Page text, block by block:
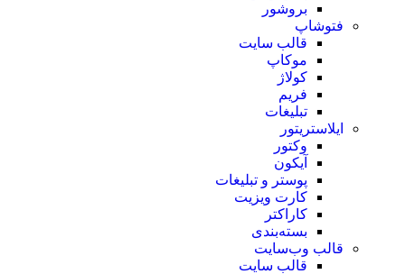
بروشور
فتوشاپ
قالب سایت
موکاپ
کولاژ
فریم
تبلیغات
ایلاستریتور
وکتور
آیکون
پوستر و تبلیغات
کارت ویزیت
کاراکتر
بسته‌بندی
قالب وب‌سایت
قالب‌ سایت